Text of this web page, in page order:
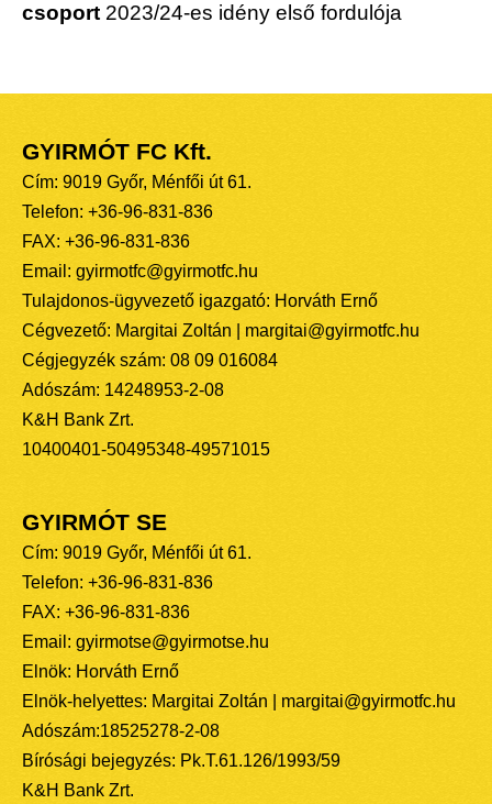
csoport 2023/24-es idény első fordulója
GYIRMÓT FC Kft.
Cím: 9019 Győr, Ménfői út 61.
Telefon: +36-96-831-836
FAX: +36-96-831-836
Email: gyirmotfc@gyirmotfc.hu
Tulajdonos-ügyvezető igazgató: Horváth Ernő
Cégvezető: Margitai Zoltán | margitai@gyirmotfc.hu
Cégjegyzék szám: 08 09 016084
Adószám: 14248953-2-08
K&H Bank Zrt.
10400401-50495348-49571015
GYIRMÓT SE
Cím: 9019 Győr, Ménfői út 61.
Telefon: +36-96-831-836
FAX: +36-96-831-836
Email: gyirmotse@gyirmotse.hu
Elnök: Horváth Ernő
Elnök-helyettes: Margitai Zoltán | margitai@gyirmotfc.hu
Adószám:18525278-2-08
Bírósági bejegyzés: Pk.T.61.126/1993/59
K&H Bank Zrt.